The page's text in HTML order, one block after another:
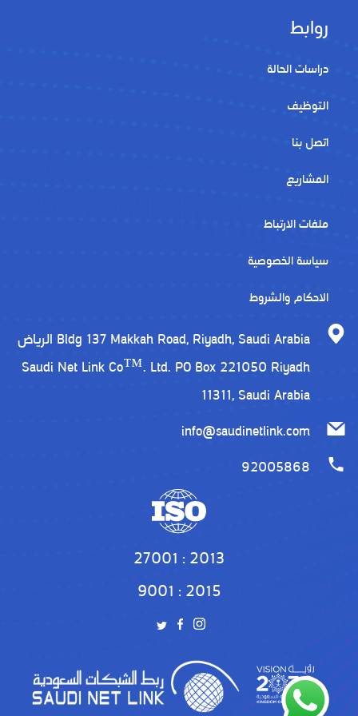
روابط
دراسات الحالة
التوظيف
اتصل بنا
المشاريع
ملفات الارتباط
سياسة الخصوصية
الاحكام والشروط
الرياض Bldg 137 Makkah Road, Riyadh, Saudi Arabia
Saudi Net Link Co™. Ltd. PO Box 221050 Riyadh
11311, Saudi Arabia
info@saudinetlink.com
92005868
27001 : 2013
9001 : 2015